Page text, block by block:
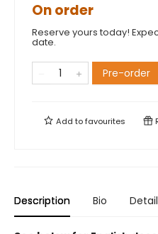
On order
Reserve yours today!
date.
Pre-order
Add tofavourites
Description Bio